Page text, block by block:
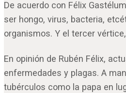
De acuerdo con Félix
ser hongo, virus, bacteria,
organismos. Y el tercer
En opinión de Rubén Félix,
enfermedades y plagas. A
tubérculos como la papa en